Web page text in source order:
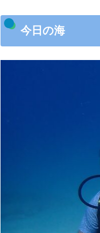
今日の海